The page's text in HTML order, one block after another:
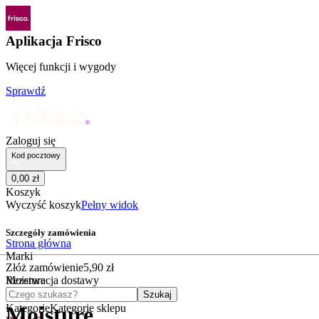
Aplikacja Frisco
Więcej funkcji i wygody
Sprawdź
Zaloguj się
Kod pocztowy
0,00 zł
Koszyk
Wyczyść koszykPełny widok
Szczegóły zamówienia
Złóż zamówienie5,90 zł
Rezerwacja dostawy
Czego szukasz?
Szukaj
KategorieKategorie sklepu
Strona główna
Marki
Moisture